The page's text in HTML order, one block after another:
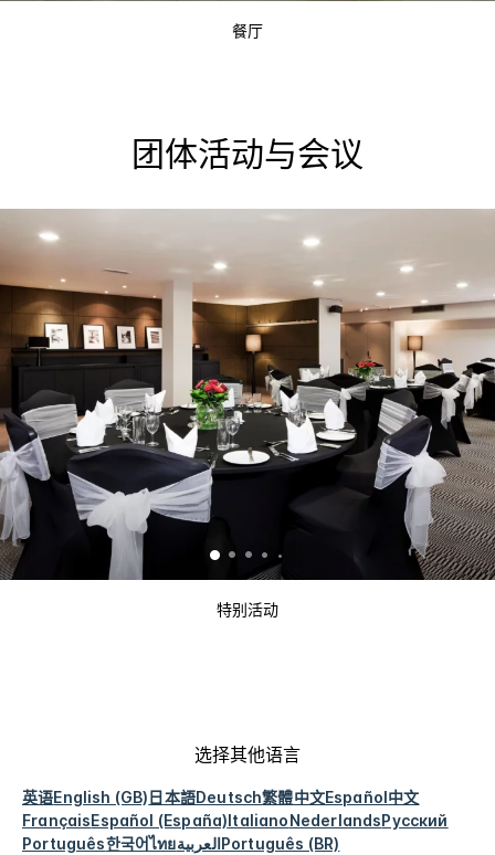
餐厅
团体活动与会议
特别活动
选择其他语言
英语English (GB)日本語Deutsch繁體中文Español中文
FrançaisEspañol (España)ItalianoNederlandsРусский
Português한국어ไทยالعربيةPortuguês (BR)